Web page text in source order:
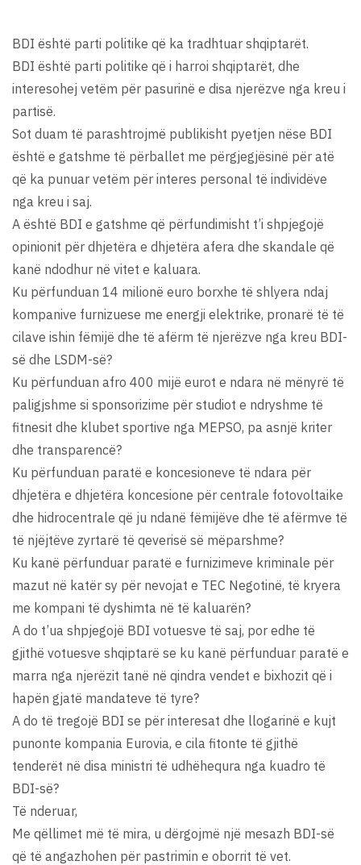
BDI është parti politike që ka tradhtuar shqiptarët.
BDI është parti politike që i harroi shqiptarët, dhe
interesohej vetëm për pasurinë e disa njerëzve nga kreu i
partisë.
Sot duam të parashtrojmë publikisht pyetjen nëse BDI
është e gatshme të përballet me përgjegjësinë për atë
që ka punuar vetëm për interes personal të individëve
nga kreu i saj.
A është BDI e gatshme që përfundimisht t’i shpjegojë
opinionit për dhjetëra e dhjetëra afera dhe skandale që
kanë ndodhur në vitet e kaluara.
Ku përfunduan 14 milionë euro borxhe të shlyera ndaj
kompanive furnizuese me energji elektrike, pronarë të të
cilave ishin fëmijë dhe të afërm të njerëzve nga kreu BDI-
së dhe LSDM-së?
Ku përfunduan afro 400 mijë eurot e ndara në mënyrë të
paligjshme si sponsorizime për studiot e ndryshme të
fitnesit dhe klubet sportive nga MEPSO, pa asnjë kriter
dhe transparencë?
Ku përfunduan paratë e koncesioneve të ndara për
dhjetëra e dhjetëra koncesione për centrale fotovoltaike
dhe hidrocentrale që ju ndanë fëmijëve dhe të afërmve të
të njëjtëve zyrtarë të qeverisë së mëparshme?
Ku kanë përfunduar paratë e furnizimeve kriminale për
mazut në katër sy për nevojat e TEC Negotinë, të kryera
me kompani të dyshimta në të kaluarën?
A do t’ua shpjegojë BDI votuesve të saj, por edhe të
gjithë votuesve shqiptarë se ku kanë përfunduar paratë e
marra nga njerëzit tanë në qindra vendet e bixhozit që i
hapën gjatë mandateve të tyre?
A do të tregojë BDI se për interesat dhe llogarinë e kujt
punonte kompania Eurovia, e cila fitonte të gjithë
tenderët në disa ministri të udhëhequra nga kuadro të
BDI-së?
Të nderuar,
Me qëllimet më të mira, u dërgojmë një mesazh BDI-së
që të angazhohen për pastrimin e oborrit të vet.